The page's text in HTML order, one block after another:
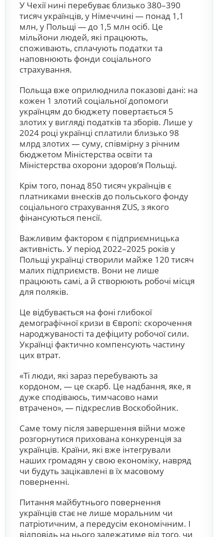
У Чехії нині перебуває близько 380–390
тисяч українців, у Німеччині — понад 1,1
млн, у Польщі — до 1,5 млн осіб. Це
мільйони людей, які працюють,
споживають, сплачують податки та
наповнюють фонди соціального
страхування.
Польща вже оприлюднила показові дані: на
кожен 1 злотий соціальної допомоги
українцям до бюджету повертається 5
злотих у вигляді податків та зборів. Лише у
2024 році українці сплатили близько 98
млрд злотих — суму, співмірну з річним
бюджетом Міністерства освіти та
Міністерства охорони здоров’я Польщі.
Крім того, понад 850 тисяч українців є
платниками внесків до польського фонду
соціального страхування ZUS, з якого
фінансуються пенсії.
Важливим фактором є підприємницька
активність. У період 2022–2025 років у
Польщі українці створили майже 120 тисяч
малих підприємств. Вони не лише
працюють самі, а й створюють робочі місця
для поляків.
Це відбувається на фоні глибокої
демографічної кризи в Європі: скорочення
народжуваності та дефіциту робочої сили.
Українці фактично компенсують частину
цих втрат.
«Ті люди, які зараз перебувають за
кордоном, — це скарб. Це надбання, яке, я
дуже сподіваюсь, тимчасово нами
втрачено», — підкреслив Воскобойник.
Саме тому після завершення війни може
розгорнутися прихована конкуренція за
українців. Країни, які вже інтегрували
наших громадян у свою економіку, навряд
чи будуть зацікавлені в їх масовому
поверненні.
Питання майбутнього повернення
українців стає не лише моральним чи
патріотичним, а передусім економічним. І
відповідь на нього залежатиме від того, чи